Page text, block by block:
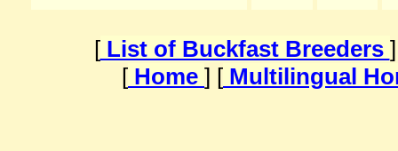
[List of Buckfast Breeders
[ Home ] [ Multilingual